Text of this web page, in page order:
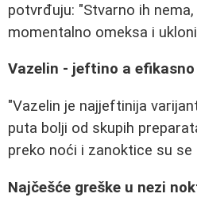
potvrđuju: "Stvarno ih
momentalno omeksa i
Vazelin - jeftino a efikasno
"Vazelin je najjeftinija
puta bolji od skupih
preko noći i zanoktice su se
Najčešće greške u nezi